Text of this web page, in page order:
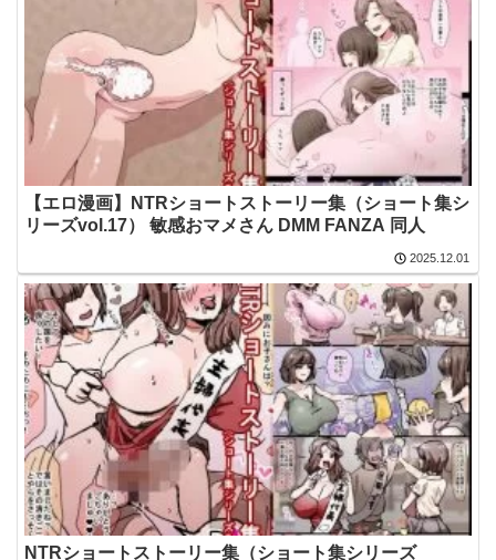
【エロ漫画】NTRショートストーリー集（ショート集シ
リーズvol.17） 敏感おマメさん DMM FANZA 同人
2025.12.01
NTRショートストーリー集（ショート集シリーズ